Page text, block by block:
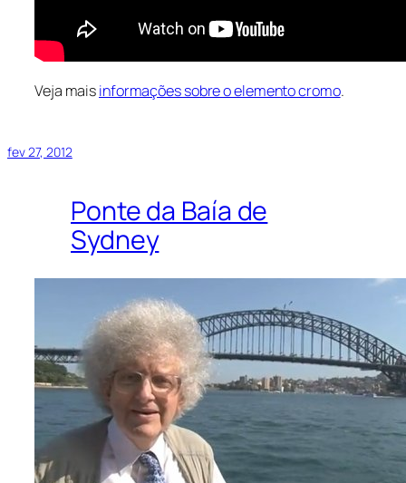
Veja maisinformações sobre o elemento cromo.
fev 27, 2012
Ponte da Baía de
Sydney